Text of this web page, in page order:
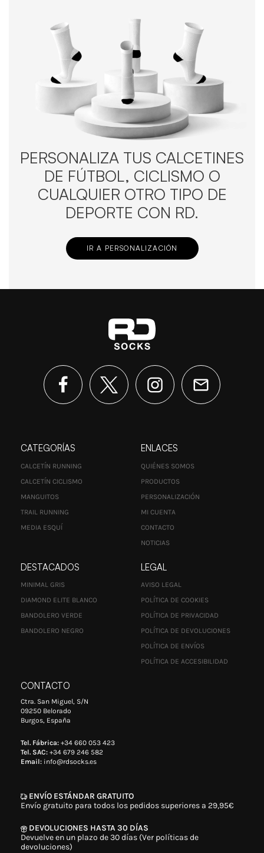
PERSONALIZA TUS CALCETINES
DE FÚTBOL, CICLISMO O
CUALQUIER OTRO TIPO DE
DEPORTE CON RD.
IR A PERSONALIZACIÓN
CATEGORÍAS
CALCETÍN RUNNING
CALCETÍN CICLISMO
MANGUITOS
TRAIL RUNNING
MEDIA ESQUÍ
ENLACES
QUIÉNES SOMOS
PRODUCTOS
PERSONALIZACIÓN
MI CUENTA
CONTACTO
NOTICIAS
DESTACADOS
MINIMAL GRIS
DIAMOND ELITE BLANCO
BANDOLERO VERDE
BANDOLERO NEGRO
LEGAL
AVISO LEGAL
POLÍTICA DE COOKIES
POLÍTICA DE PRIVACIDAD
POLÍTICA DE DEVOLUCIONES
POLÍTICA DE ENVÍOS
POLÍTICA DE ACCESIBILIDAD
CONTACTO
Ctra. San Miguel, S/N
09250 Belorado
Burgos, España
Tel. Fábrica: +34 660 053 423
Tel. SAC: +34 679 246 582
Email: info@rdsocks.es
ENVÍO ESTÁNDAR GRATUITO
Envío gratuito para todos los pedidos superiores a 29,95€
DEVOLUCIONES HASTA 30 DÍAS
Devuelve en un plazo de 30 días (Ver políticas de
devoluciones)